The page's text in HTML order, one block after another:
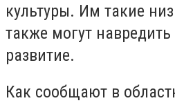
культуры. Им такие
также могут
развитие.
Как сообщают в